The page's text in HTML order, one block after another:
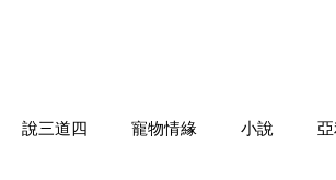
說三道四 寵物情緣 小說